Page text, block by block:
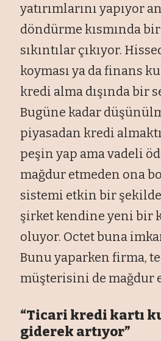
yatırımlarını yapıyor
döndürme kısmında
sıkıntılar çıkıyor.
koyması ya da finans
kredi alma dışında bir
Bugüne kadar
piyasadan kredi
peşin yap ama vadeli
mağdur etmeden ona
sistemi etkin bir
şirket kendine yeni bir
oluyor. Octet buna
Bunu yaparken firma,
müşterisini de mağdur
“Ticari kredi kartı
giderek artıyor”